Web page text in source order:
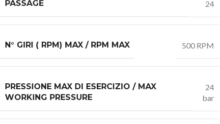
PASSAGE
24
N° GIRI ( RPM) MAX / RPM MAX 500 RPM
PRESSIONE MAX DI ESERCIZIO / MAX
WORKING PRESSURE
24
bar